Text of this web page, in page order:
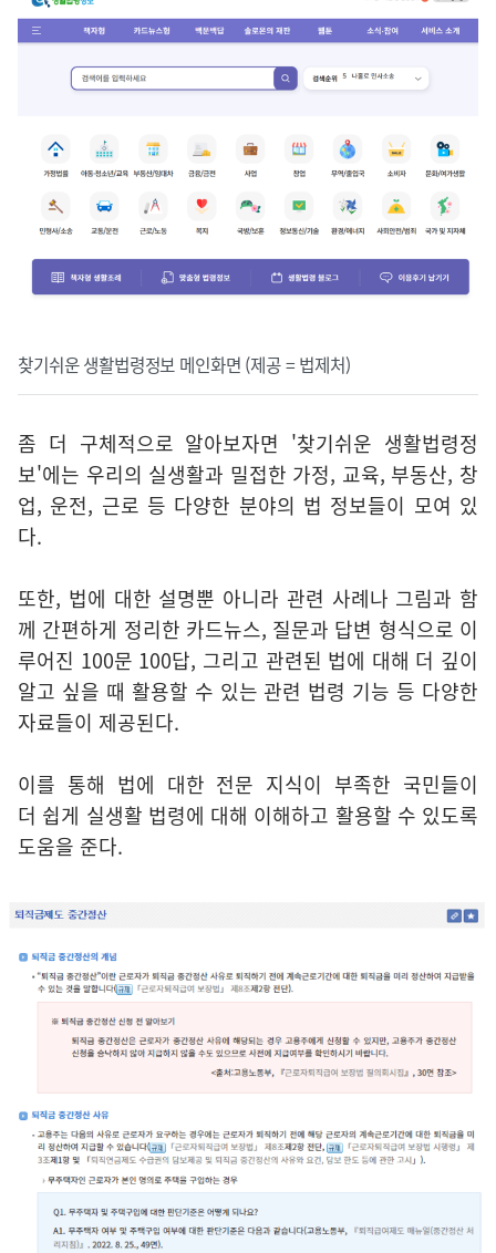
찾기쉬운 생활법령정보 메인화면 (제공 = 법제처)
좀 더 구체적으로 알아보자면 '찾기쉬운 생활법령정
보'에는 우리의 실생활과 밀접한 가정, 교육, 부동산, 창
업, 운전, 근로 등 다양한 분야의 법 정보들이 모여 있
다.
또한, 법에 대한 설명뿐 아니라 관련 사례나 그림과 함
께 간편하게 정리한 카드뉴스, 질문과 답변 형식으로 이
루어진 100문 100답, 그리고 관련된 법에 대해 더 깊이
알고 싶을 때 활용할 수 있는 관련 법령 기능 등 다양한
자료들이 제공된다.
이를 통해 법에 대한 전문 지식이 부족한 국민들이
더 쉽게 실생활 법령에 대해 이해하고 활용할 수 있도록
도움을 준다.